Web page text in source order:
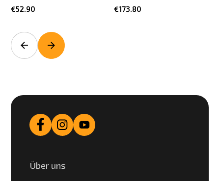
€52.90 €173.80
Über uns